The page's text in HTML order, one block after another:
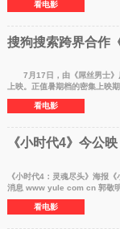
看电影
搜狗搜索跨界合作
7月17日，由《屌丝男士》
上映。正值暑期档的密集上映
足了功课。据
看电影
《小时代4：灵魂尽头》海报
消息 www yule com cn 郭敬
公映。片中主演
看电影